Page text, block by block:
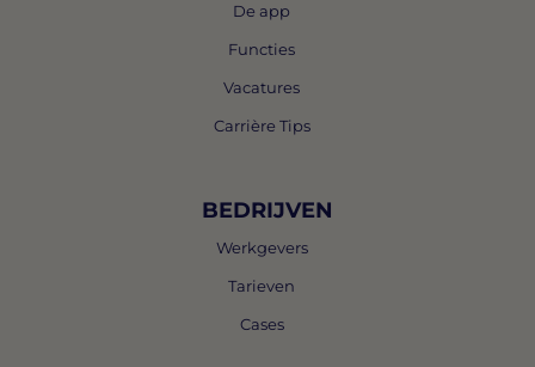
De app
Functies
Vacatures
Carrière Tips
BEDRIJVEN
Werkgevers
Tarieven
Cases